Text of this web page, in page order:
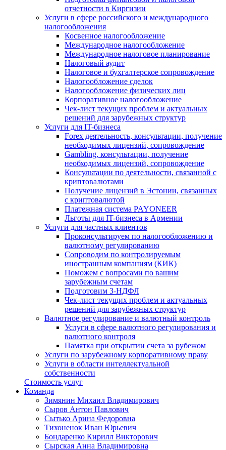
отчетности в Киргизии
Услуги в сфере российского и международного
налогообложения
Косвенное налогообложение
Международное налогообложение
Международное налоговое планирование
Налоговый аудит
Налоговое и бухгалтерское сопровождение
Налогообложение сделок
Налогообложение физических лиц
Корпоративное налогообложение
Чек-лист текущих проблем и актуальных
решений для зарубежных структур
Услуги для IT-бизнеса
Forex деятельность, консультации, получение
необходимых лицензий, сопровождение
Gambling, консультации, получение
необходимых лицензий, сопровождение
Консультации по деятельности, связанной с
криптовалютами
Получение лицензий в Эстонии, связанных
с криптовалютой
Платежная система PAYONEER
Льготы для IT-бизнеса в Армении
Услуги для частных клиентов
Проконсультируем по налогообложению и
валютному регулированию
Сопроводим по контролируемым
иностранным компаниям (КИК)
Поможем с вопросами по вашим
зарубежным счетам
Подготовим 3-НДФЛ
Чек-лист текущих проблем и актуальных
решений для зарубежных структур
Валютное регулирование и валютный контроль
Услуги в сфере валютного регулирования и
валютного контроля
Памятка при открытии счета за рубежом
Услуги по зарубежному корпоративному праву
Услуги в области интеллектуальной
собственности
Стоимость услуг
Команда
Зимянин Михаил Владимирович
Сыров Антон Павлович
Сытько Арина Федоровна
Тихоненок Иван Юрьевич
Бондаренко Кирилл Викторович
Сырская Анна Владимировна